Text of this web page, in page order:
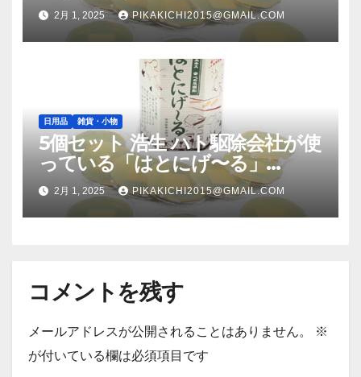
2月 1, 2025 PIKAKICHI2015@GMAIL.COM
日用品 雑貨・小物
5個セット 浩生 ハト駆除会社が使
っている「はとにげ〜る」
805982X5
2月 1, 2025 PIKAKICHI2015@GMAIL.COM
コメントを残す
メールアドレスが公開されることはありません。
※
が付いている欄は必須項目です